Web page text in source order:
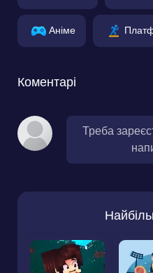
Аніме
Коментарі
Треба